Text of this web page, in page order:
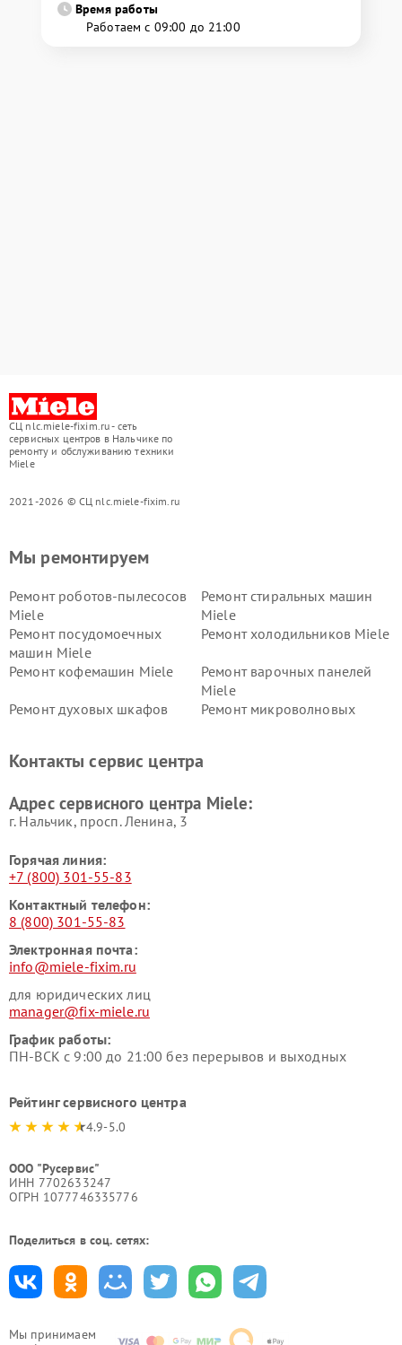
Время работы
Работаем с 09:00 до 21:00
СЦ nlc.miele-fixim.ru - сеть
сервисных центров в Нальчике по
ремонту и обслуживанию техники
Miele
2021-2026 © СЦ nlc.miele-fixim.ru
Мы принимаем
Мы ремонтируем
Ремонт роботов-пылесосов
Miele
Ремонт стиральных машин
Miele
Ремонт посудомоечных
машин Miele
Ремонт холодильников Miele
Ремонт кофемашин Miele
Ремонт варочных панелей
Miele
Ремонт духовых шкафов
Ремонт микроволновых
Miele
Miele
пылесосов Miele
Контакты сервис центра
Адрес сервисного центра Miele:
г. Нальчик, просп. Ленина, 3
Горячая линия:
+7 (800) 301-55-83
Контактный телефон:
8 (800) 301-55-83
Электронная почта:
info@miele-fixim.ru
для юридических лиц
manager@fix-miele.ru
График работы:
ПН-ВСК с 9:00 до 21:00 без перерывов и выходных
Рейтинг сервисного центра
4.9-5.0
ООО "Русервис"
ИНН 7702633247
ОГРН 1077746335776
Поделиться в соц. сетях: